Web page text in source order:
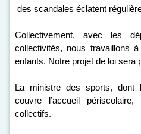
des scandales éclatent
Collectivement, avec les
collectivités, nous travaillons
enfants. Notre projet de loi sera
La ministre des sports, dont
couvre l’accueil
collectifs.